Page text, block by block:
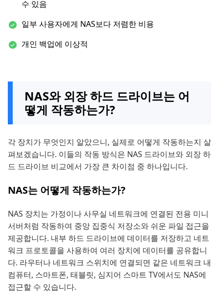
수 있음
일부 사용자에게 NAS보다 저렴한 비용
개인 백업에 이상적
NAS와 외장 하드 드라이브는 어
떻게 작동하는가?
각 장치가 무엇인지 알았으니, 실제로 어떻게 작동하는지 살
펴보겠습니다. 이들의 작동 방식은 NAS 드라이브와 외장 하
드 드라이브 비교에서 가장 큰 차이점 중 하나입니다.
NAS는 어떻게 작동하는가?
NAS 장치는 가정이나 사무실 네트워크에 연결된 전용 미니
서버처럼 작동하여 중앙 집중식 저장소와 쉬운 파일 접근을
제공합니다. 내부 하드 드라이브에 데이터를 저장하고 네트
워크 프로토콜을 사용하여 여러 장치에 데이터를 공유합니
다. 라우터나 네트워크 스위치에 연결되면 같은 네트워크 내
컴퓨터, 스마트폰, 태블릿, 심지어 스마트 TV에서도 NAS에
접근할 수 있습니다.